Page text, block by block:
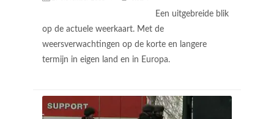
Een uitgebreide blik
op de actuele weerkaart. Met de
weersverwachtingen op de korte en langere
termijn in eigen land en in Europa.